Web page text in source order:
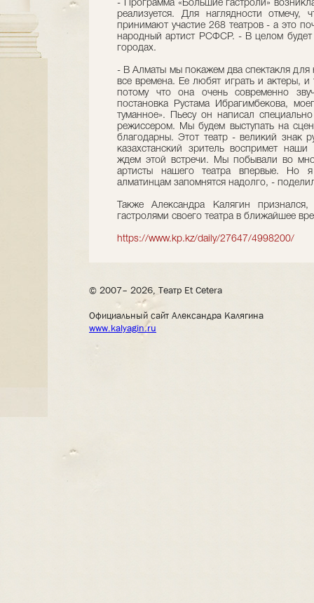
- Программа «Большие гастроли»
реализуется. Для наглядности
принимают участие 268 театров - а это
народный артист РСФСР. - В целом
городах.
- В Алматы мы покажем два спектакля для
все времена. Ее любят играть и актеры, и
потому что она очень современно
постановка Рустама Ибрагимбекова,
туманное». Пьесу он написал
режиссером. Мы будем выступать на
благодарны. Этот театр - великий знак
казахстанский зритель воспримет
ждем этой встречи. Мы побывали во
артисты нашего театра впервые. Но
алматинцам запомнятся надолго, -
Также Александра Калягин
гастролями своего театра в ближайшее
https://www.kp.kz/daily/27647/4998200/
© 2007– 2026, Театр Et Cetera
Официальный сайт Александра Калягина
www.kalyagin.ru